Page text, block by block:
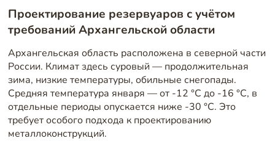
Проектирование резервуаров с учётом
требований Архангельской области
Архангельская область расположена в северной части
России. Климат здесь суровый — продолжительная
зима, низкие температуры, обильные снегопады.
Средняя температура января — от -12 °C до -16 °C, в
отдельные периоды опускается ниже -30 °C. Это
требует особого подхода к проектированию
металлоконструкций.